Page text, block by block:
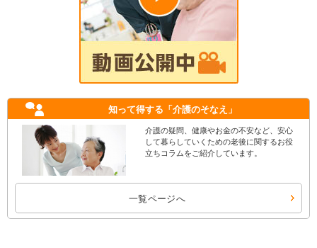
知って得する 「介護のそなえ」
介護の疑問、健康やお金の不安など、安心
して暮らしていくための老後に関するお役
立ちコラムをご紹介しています。
一覧ページへ